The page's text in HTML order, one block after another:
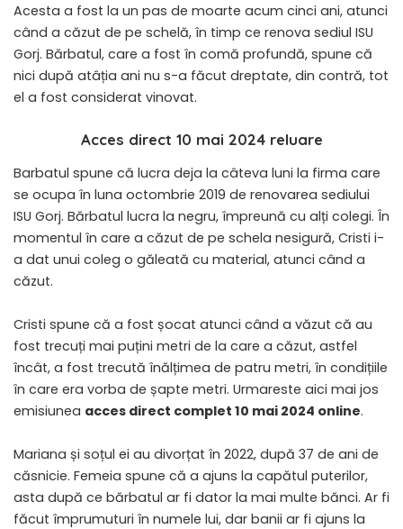
Acesta a fost la un pas de moarte acum cinci ani, atunci
când a căzut de pe schelă, în timp ce renova sediul ISU
Gorj. Bărbatul, care a fost în comă profundă, spune că
nici după atâția ani nu s-a făcut dreptate, din contră, tot
el a fost considerat vinovat.
Acces direct 10 mai 2024 reluare
Barbatul spune că lucra deja la câteva luni la firma care
se ocupa în luna octombrie 2019 de renovarea sediului
ISU Gorj. Bărbatul lucra la negru, împreună cu alți colegi. În
momentul în care a căzut de pe schela nesigură, Cristi i-
a dat unui coleg o găleată cu material, atunci când a
căzut.
Cristi spune că a fost șocat atunci când a văzut că au
fost trecuți mai puțini metri de la care a căzut, astfel
încât, a fost trecută înălțimea de patru metri, în condițiile
în care era vorba de șapte metri. Urmareste aici mai jos
emisiunea acces direct complet 10 mai 2024 online.
Mariana și soțul ei au divorțat în 2022, după 37 de ani de
căsnicie. Femeia spune că a ajuns la capătul puterilor,
asta după ce bărbatul ar fi dator la mai multe bănci. Ar fi
făcut împrumuturi în numele lui, dar banii ar fi ajuns la